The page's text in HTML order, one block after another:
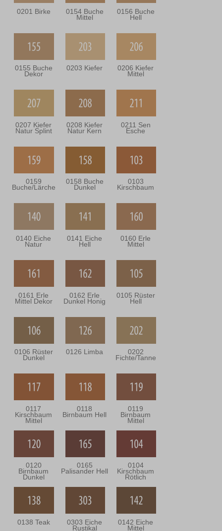
0201 Birke 0154 Buche
Mittel
0156 Buche
Hell
0155 Buche
Dekor
0203 Kiefer 0206 Kiefer
Mittel
0207 Kiefer
Natur Splint
0208 Kiefer
Natur Kern
0211 Sen
Esche
0159
Buche/Lärche
0158 Buche
Dunkel
0103
Kirschbaum
0140 Eiche
Natur
0141 Eiche
Hell
0160 Erle
Mittel
0161 Erle
Mittel Dekor
0162 Erle
Dunkel Honig
0105 Rüster
Hell
0106 Rüster
Dunkel
0126 Limba 0202
Fichte/Tanne
0117
Kirschbaum
Mittel
0118
Birnbaum Hell
0119
Birnbaum
Mittel
0120
Birnbaum
Dunkel
0165
Palisander Hell
0104
Kirschbaum
Rötlich
0138 Teak 0303 Eiche
Rustikal
0142 Eiche
Mittel